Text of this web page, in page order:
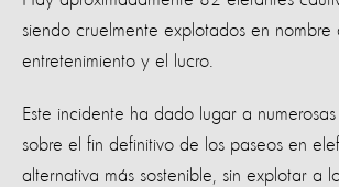
siendo cruelmente explotados en nombre
entretenimiento y el lucro.
Este incidente ha dado lugar a
sobre el fin definitivo de los paseos en
alternativa más sostenible, sin explotar a